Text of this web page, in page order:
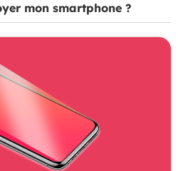
mon smartphone ?